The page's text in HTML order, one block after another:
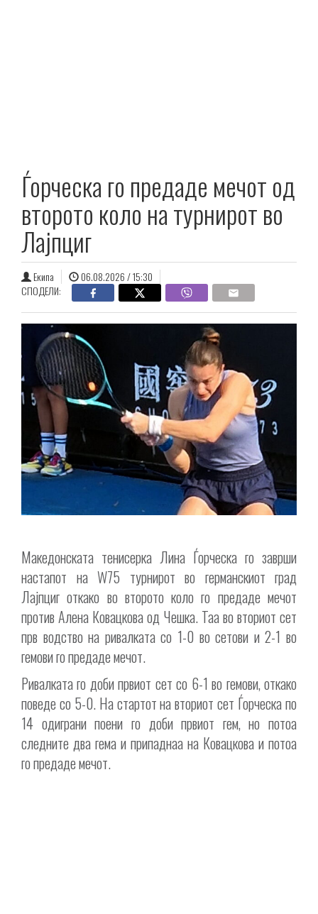
Ѓорческа го предаде мечот од
второто коло на турнирот во
Лајпциг
Екипа
06.08.2026 / 15:30
СПОДЕЛИ:
Македонската тенисерка Лина Ѓорческа го заврши
настапот на W75 турнирот во германскиот град
Лајпциг откако во второто коло го предаде мечот
против Алена Ковацкова од Чешка. Таа во вториот сет
прв водство на ривалката со 1-0 во сетови и 2-1 во
гемови го предаде мечот.
Ривалката го доби првиот сет со 6-1 во гемови, откако
поведе со 5-0. На стартот на вториот сет Ѓорческа по
14 одиграни поени го доби првиот гем, но потоа
следните два гема и припаднаа на Ковацкова и потоа
го предаде мечот.